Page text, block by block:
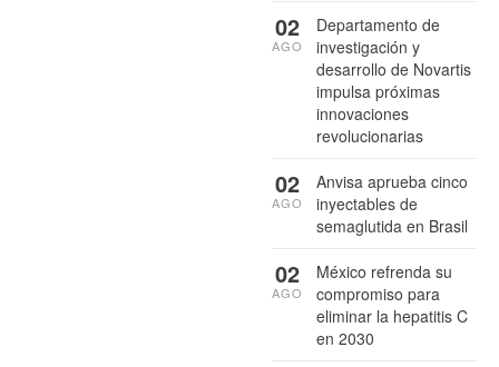
Departamento de
investigación y
desarrollo de Novartis
impulsa próximas
innovaciones
revolucionarias
02
AGO
Anvisa aprueba cinco
inyectables de
semaglutida en Brasil
02
AGO
México refrenda su
compromiso para
eliminar la hepatitis C
en 2030
02
AGO